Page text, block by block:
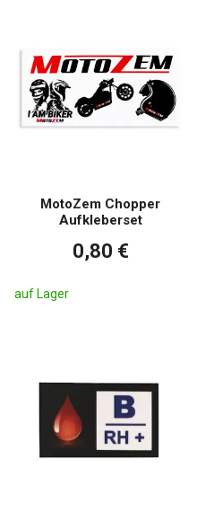
MotoZem Chopper
Aufkleberset
0,80 €
auf Lager